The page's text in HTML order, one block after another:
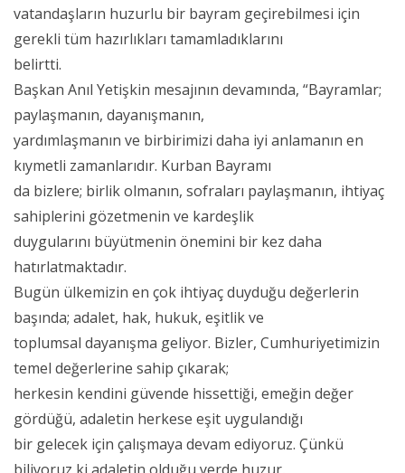
vatandaşların huzurlu bir bayram geçirebilmesi için
gerekli tüm hazırlıkları tamamladıklarını
belirtti.
Başkan Anıl Yetişkin mesajının devamında, “Bayramlar;
paylaşmanın, dayanışmanın,
yardımlaşmanın ve birbirimizi daha iyi anlamanın en
kıymetli zamanlarıdır. Kurban Bayramı
da bizlere; birlik olmanın, sofraları paylaşmanın, ihtiyaç
sahiplerini gözetmenin ve kardeşlik
duygularını büyütmenin önemini bir kez daha
hatırlatmaktadır.
Bugün ülkemizin en çok ihtiyaç duyduğu değerlerin
başında; adalet, hak, hukuk, eşitlik ve
toplumsal dayanışma geliyor. Bizler, Cumhuriyetimizin
temel değerlerine sahip çıkarak;
herkesin kendini güvende hissettiği, emeğin değer
gördüğü, adaletin herkese eşit uygulandığı
bir gelecek için çalışmaya devam ediyoruz. Çünkü